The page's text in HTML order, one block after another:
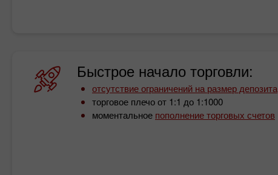
Быстрое начало торговли:
отсутствие ограничений на размер депозита
торговое плечо от 1:1 до 1:1000
моментальное пополнение торговых счетов